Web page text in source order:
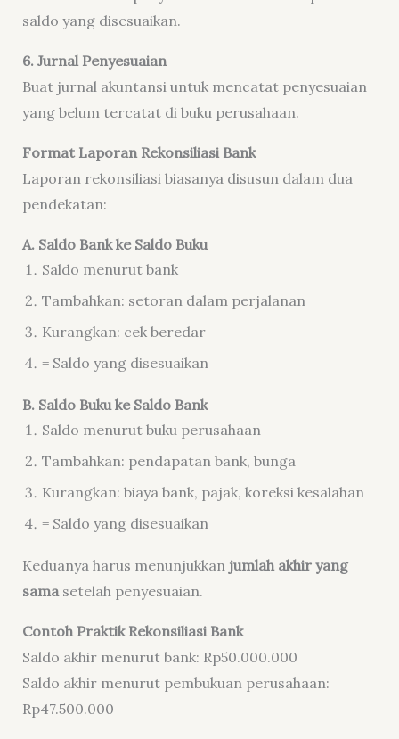
saldo yang disesuaikan.
6. Jurnal Penyesuaian
Buat jurnal akuntansi untuk mencatat penyesuaian
yang belum tercatat di buku perusahaan.
Format Laporan Rekonsiliasi Bank
Laporan rekonsiliasi biasanya disusun dalam dua
pendekatan:
A. Saldo Bank ke Saldo Buku
Saldo menurut bank
Tambahkan: setoran dalam perjalanan
Kurangkan: cek beredar
= Saldo yang disesuaikan
B. Saldo Buku ke Saldo Bank
Saldo menurut buku perusahaan
Tambahkan: pendapatan bank, bunga
Kurangkan: biaya bank, pajak, koreksi kesalahan
= Saldo yang disesuaikan
Keduanya harus menunjukkan jumlah akhir yang
samasetelah penyesuaian.
Contoh Praktik Rekonsiliasi Bank
Saldo akhir menurut bank: Rp50.000.000
Saldo akhir menurut pembukuan perusahaan:
Rp47.500.000